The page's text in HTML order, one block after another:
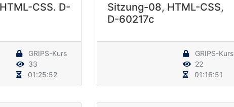
CSS. D-
GRIPS-Kurs
33
01:25:52
Sitzung-08, HTML-CSS,
D-60217c
GRIPS-Kurs
22
01:16:51